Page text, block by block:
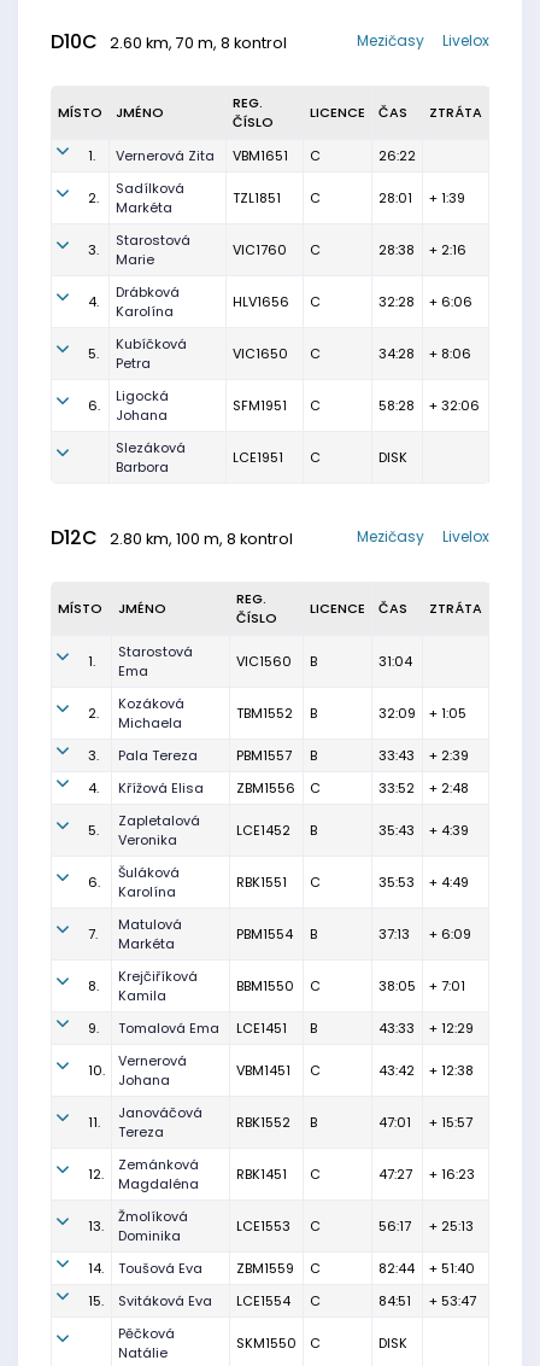
D10C 2.60 km, 70 m, 8 kontrol Livelox
Mezičasy
MÍSTO JMÉNO
REG.
ČÍSLO
LICENCE ČAS ZTRÁTA
1. Vernerová Zita VBM1651 C 26:22
2.
Sadílková
Markéta
TZL1851 C 28:01 + 1:39
3.
Starostová
Marie
VIC1760 C 28:38 + 2:16
4.
Drábková
Karolína
HLV1656 C 32:28 + 6:06
5.
Kubíčková
Petra
VIC1650 C 34:28 + 8:06
6.
Ligocká
Johana
SFM1951 C 58:28 + 32:06
Slezáková
Barbora
LCE1951 C DISK
D12C 2.80 km, 100 m, 8 kontrol Livelox
Mezičasy
MÍSTO JMÉNO
REG.
ČÍSLO
LICENCE ČAS ZTRÁTA
1.
Starostová
Ema
VIC1560 B 31:04
2.
Kozáková
Michaela
TBM1552 B 32:09 + 1:05
3. Pala Tereza PBM1557 B 33:43
+ 2:39
4.
Křížová Elisa ZBM1556 C 33:52 + 2:48
5.
Zapletalová
Veronika
LCE1452 B 35:43 + 4:39
6.
Šuláková
Karolína
RBK1551 C 35:53 + 4:49
7.
Matulová
Markéta
PBM1554 B 37:13 + 6:09
8.
Krejčiříková
Kamila
BBM1550 C 38:05 + 7:01
9. Tomalová Ema LCE1451 B 43:33 + 12:29
10.
Vernerová
Johana
VBM1451 C 43:42 + 12:38
11.
Janováčová
Tereza
RBK1552 B 47:01 + 15:57
12.
Zemánková
Magdaléna
RBK1451 C 47:27 + 16:23
13.
Žmolíková
Dominika
LCE1553 C 56:17 + 25:13
14. Toušová Eva ZBM1559 C 82:44
+ 51:40
15.
Svitáková Eva LCE1554 C 84:51
+ 53:47
Pěčková
Natálie
SKM1550 C DISK